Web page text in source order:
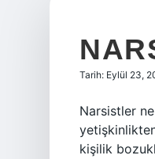
Tarih: Eylül 23,
Narsistler
kişilik